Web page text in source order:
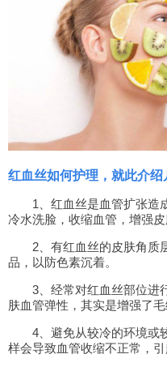
红血丝如何护理，就此介绍
1、红血丝是血管扩张造
冷水洗脸，收缩血管，增强皮
2、有红血丝的皮肤角质
品，以防色素沉着。
3、经常对红血丝部位进
肤血管弹性，其实是增强了毛
4、避免从较冷的环境或
样会导致血管收缩不正常，引